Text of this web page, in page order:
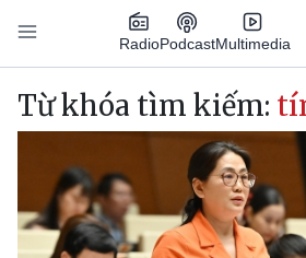
Nhảy đến nội dung
RadioPodcastMultimedia
Main navigation
Từ khóa tìm kiếm: